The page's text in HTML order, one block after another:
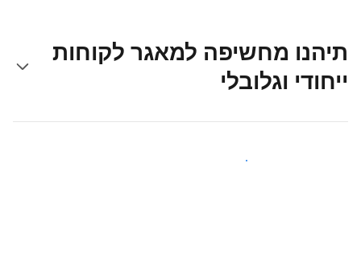
תיהנו מחשיפה למאגר לקוחות
ייחודי וגלובלי
קבלו חשיפה בפני אורחים חדשים